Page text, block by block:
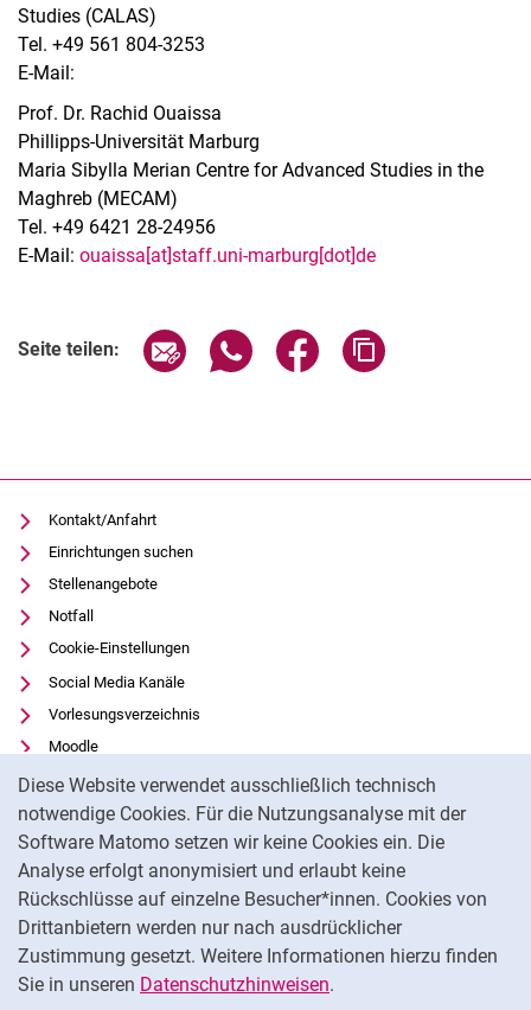
Diese Website verwendet ausschließlich technisch
notwendige Cookies. Für die Nutzungsanalyse mit der
Software Matomo setzen wir keine Cookies ein. Die
Analyse erfolgt anonymisiert und erlaubt keine
Rückschlüsse auf einzelne Besucher*innen. Cookies von
Drittanbietern werden nur nach ausdrücklicher
Zustimmung gesetzt. Weitere Informationen hierzu finden
Sie in unseren Datenschutzhinweisen.
Studies (CALAS)
Tel. +49 561 804-3253
E-Mail:
Prof. Dr. Rachid Ouaissa
Phillipps-Universität Marburg
Maria Sibylla Merian Centre for Advanced Studies in the
Maghreb (MECAM)
Tel. +49 6421 28-24956
E-Mail: ouaissa[at]staff.uni-marburg[dot]de
Seite teilen: Seite über E-Mail teilen
Seite über WhatsApp teilen
Seite über Facebook
Kontakt/Anfahrt
Einrichtungen suchen
Stellenangebote
Notfall
Cookie-Einstellungen
Social Media Kanäle
Vorlesungsverzeichnis
Moodle
Panopto
Universitätsbibliothek
Datenschutz
Barrierefreiheit
Transparenter KI-Einsatz